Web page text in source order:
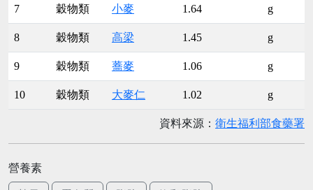
7 穀物類 小麥 1.64 g
8 穀物類 高梁 1.45 g
9 穀物類 蕎麥 1.06 g
10 穀物類 大麥仁 1.02 g
資料來源： 衛生福利部食藥署
營養素